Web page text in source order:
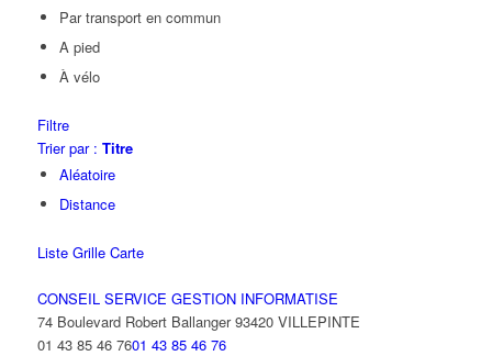
Par transport en commun
A pied
À vélo
Filtre
Trier par : Titre
Aléatoire
Distance
Liste Grille Carte
CONSEIL SERVICE GESTION INFORMATISE
74 Boulevard Robert Ballanger 93420 VILLEPINTE
01 43 85 46 7601 43 85 46 76